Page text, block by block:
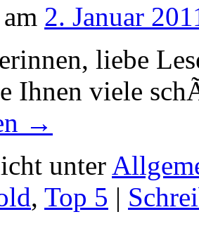
2. Januar
liebe
Ihnen viele
→
unter
, Top 5 |